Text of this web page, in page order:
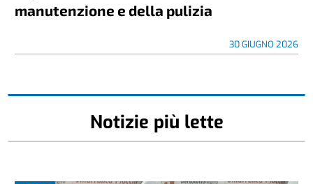
manutenzione e della pulizia
30 GIUGNO 2026
Notizie più lette